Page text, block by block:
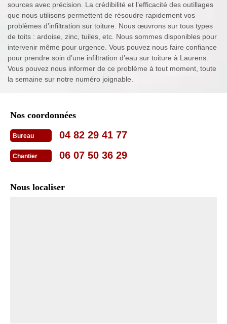
sources avec précision. La crédibilité et l’efficacité des outillages
que nous utilisons permettent de résoudre rapidement vos
problèmes d’infiltration sur toiture. Nous œuvrons sur tous types
de toits : ardoise, zinc, tuiles, etc. Nous sommes disponibles pour
intervenir même pour urgence. Vous pouvez nous faire confiance
pour prendre soin d’une infiltration d’eau sur toiture à Laurens.
Vous pouvez nous informer de ce problème à tout moment, toute
la semaine sur notre numéro joignable.
Nos coordonnées
Bureau 04 82 29 41 77
Chantier 06 07 50 36 29
Nous localiser